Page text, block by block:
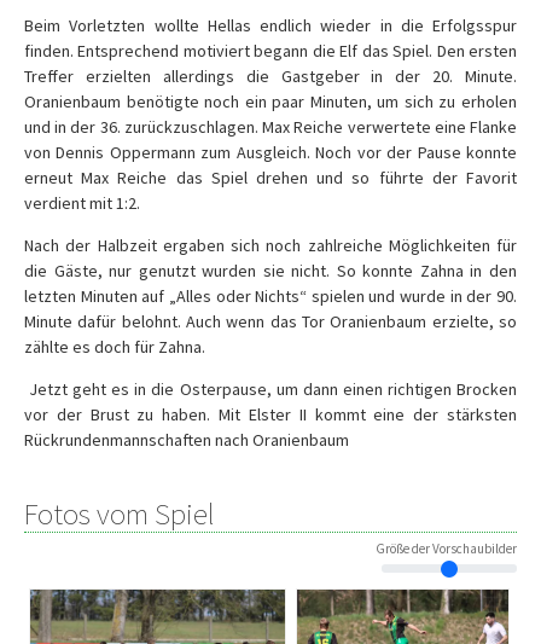
Beim Vorletzten wollte Hellas endlich wieder in die Erfolgsspur
finden. Entsprechend motiviert begann die Elf das Spiel. Den ersten
Treffer erzielten allerdings die Gastgeber in der 20. Minute.
Oranienbaum benötigte noch ein paar Minuten, um sich zu erholen
und in der 36. zurückzuschlagen. Max Reiche verwertete eine Flanke
von Dennis Oppermann zum Ausgleich. Noch vor der Pause konnte
erneut Max Reiche das Spiel drehen und so führte der Favorit
verdient mit 1:2.
Nach der Halbzeit ergaben sich noch zahlreiche Möglichkeiten für
die Gäste, nur genutzt wurden sie nicht. So konnte Zahna in den
letzten Minuten auf „Alles oder Nichts“ spielen und wurde in der 90.
Minute dafür belohnt. Auch wenn das Tor Oranienbaum erzielte, so
zählte es doch für Zahna.
Jetzt geht es in die Osterpause, um dann einen richtigen Brocken
vor der Brust zu haben. Mit Elster II kommt eine der stärksten
Rückrundenmannschaften nach Oranienbaum
Fotos vom Spiel
Größe der Vorschaubilder